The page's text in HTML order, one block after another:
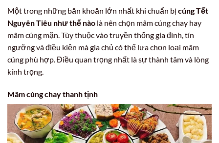
Một trong những băn khoăn lớn nhất khi chuẩn bị cúng Tết
Nguyên Tiêu như thế nào là nên chọn mâm cúng chay hay
mâm cúng mặn. Tùy thuộc vào truyền thống gia đình, tín
ngưỡng và điều kiện mà gia chủ có thể lựa chọn loại mâm
cúng phù hợp. Điều quan trọng nhất là sự thành tâm và lòng
kính trọng.
Mâm cúng chay thanh tịnh